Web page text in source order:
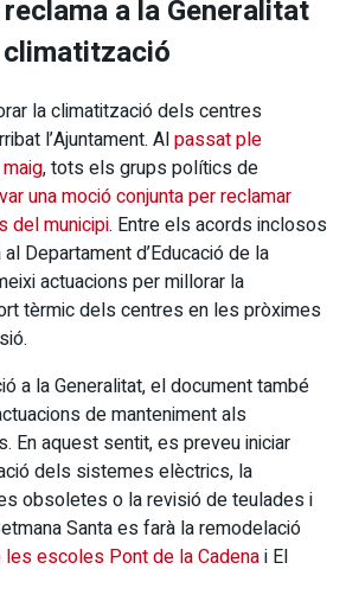
a la Generalitat
la climatització dels centres
l’Ajuntament. Alpassat ple
, tots els grups polítics de
una moció conjunta per reclamar
del municipi. Entre els acords inclosos
Departament d’Educació de la
actuacions per millorar la
tèrmic dels centres en les pròximes
a la Generalitat, el document també
de manteniment als
En aquest sentit, es preveu iniciar
dels sistemes elèctrics, la
obsoletes o la revisió de teulades i
Santa es farà la remodelació
escoles Pont de la Cadenai El